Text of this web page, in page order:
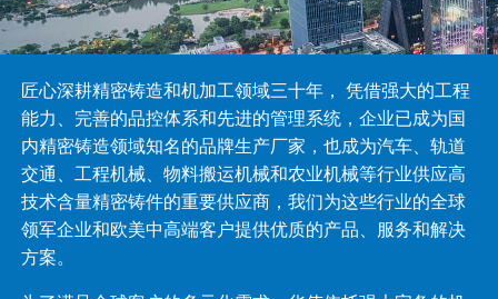
匠心深耕精密铸造和机加工领域三十年， 凭借强大的工程
能力、完善的品控体系和先进的管理系统，企业已成为国
内精密铸造领域知名的品牌生产厂家，也成为汽车、轨道
交通、工程机械、物料搬运机械和农业机械等行业供应高
技术含量精密铸件的重要供应商，我们为这些行业的全球
领军企业和欧美中高端客户提供优质的产品、服务和解决
方案。